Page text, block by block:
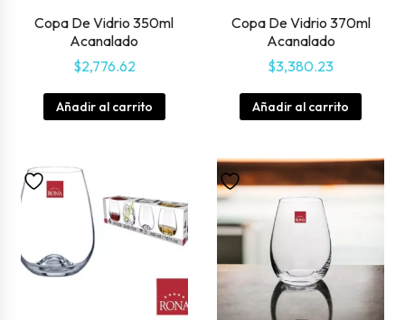
Copa De Vidrio 350ml
Acanalado
$2,776.62
Añadir al carrito
Copa De Vidrio 370ml
Acanalado
$3,380.23
Añadir al carrito